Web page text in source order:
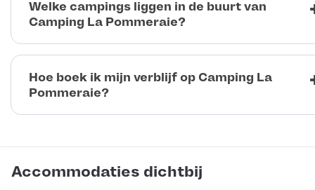
Welke campings liggen in de buurt van
Camping La Pommeraie?
Hoe boek ik mijn verblijf op Camping La
Pommeraie?
Accommodaties dichtbij